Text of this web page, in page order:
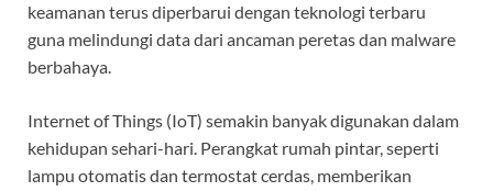
keamanan terus diperbarui dengan teknologi terbaru
guna melindungi data dari ancaman peretas dan malware
berbahaya.
Internet of Things (IoT) semakin banyak digunakan dalam
kehidupan sehari-hari. Perangkat rumah pintar, seperti
lampu otomatis dan termostat cerdas, memberikan